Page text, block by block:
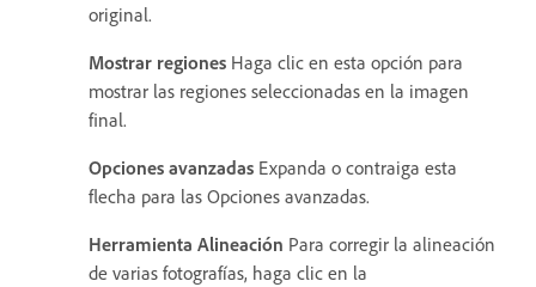
original.
Mostrar regiones Haga clic en esta opción para
mostrar las regiones seleccionadas en la imagen
final.
Opciones avanzadas Expanda o contraiga esta
flecha para las Opciones avanzadas.
Herramienta Alineación Para corregir la alineación
de varias fotografías, haga clic en la